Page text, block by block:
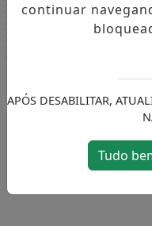
continuar
APÓS DESABILITAR,
Tudo